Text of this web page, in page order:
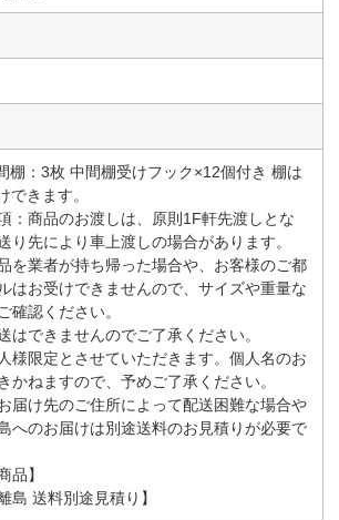
棚：3枚 中間棚受けフック×12個付き 棚は
できます。
：商品のお渡しは、原則1F軒先渡しとな
り先により車上渡しの場合があります。
を業者が持ち帰った場合や、お客様のご都
はお受けできませんので、サイズや重量な
確認ください。
はできませんのでご了承ください。
様限定とさせていただきます。個人名のお
かねますので、予めご了承ください。
届け先のご住所によって配送困難な場合や
へのお届けは別途送料のお見積りが必要で
品】
島 送料別途見積り】